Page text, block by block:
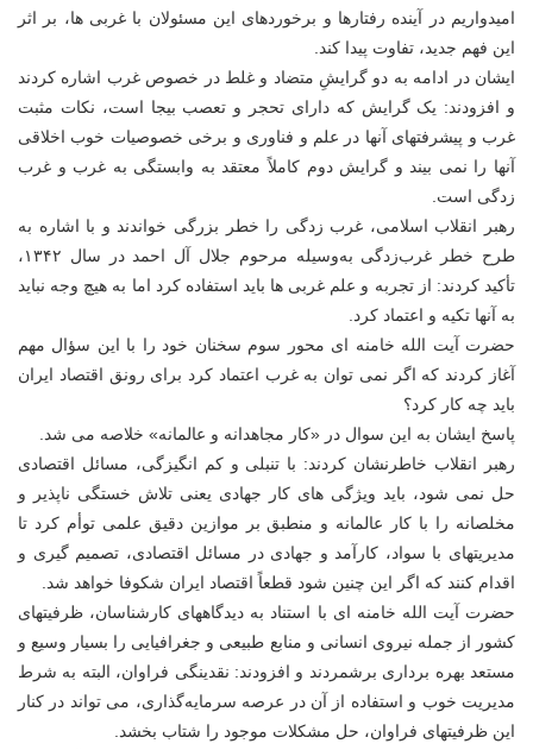
امیدواریم در آینده رفتارها و برخوردهای این مسئولان با غربی ها، بر اثر
این فهم جدید، تفاوت پیدا کند.
ایشان در ادامه به دو گرایشِ متضاد و غلط در خصوص غرب اشاره کردند
و افزودند: یک گرایش که دارای تحجر و تعصب بیجا است، نکات مثبت
غرب و پیشرفتهای آنها در علم و فناوری و برخی خصوصیات خوب اخلاقی
آنها را نمی بیند و گرایش دوم کاملاً معتقد به وابستگی به غرب و غرب
زدگی است.
رهبر انقلاب اسلامی، غرب زدگی را خطر بزرگی خواندند و با اشاره به
طرح خطر غرب‌زدگی به‌وسیله مرحوم جلال آل احمد در سال ۱۳۴۲،
تأکید کردند: از تجربه و علم غربی ها باید استفاده کرد اما به هیچ وجه نباید
به آنها تکیه و اعتماد کرد.
حضرت آیت الله خامنه ای محور سوم سخنان خود را با این سؤال مهم
آغاز کردند که اگر نمی توان به غرب اعتماد کرد برای رونق اقتصاد ایران
باید چه کار کرد؟
پاسخ ایشان به این سوال در «کار مجاهدانه و عالمانه» خلاصه می شد.
رهبر انقلاب خاطرنشان کردند: با تنبلی و کم انگیزگی، مسائل اقتصادی
حل نمی شود، باید ویژگی های کار جهادی یعنی تلاش خستگی ناپذیر و
مخلصانه را با کار عالمانه و منطبق بر موازین دقیق علمی توأم کرد تا
مدیریتهای با سواد، کارآمد و جهادی در مسائل اقتصادی، تصمیم گیری و
اقدام کنند که اگر این چنین شود قطعاً اقتصاد ایران شکوفا خواهد شد.
حضرت آیت الله خامنه ای با استناد به دیدگاههای کارشناسان، ظرفیتهای
کشور از جمله نیروی انسانی و منابع طبیعی و جغرافیایی را بسیار وسیع و
مستعد بهره برداری برشمردند و افزودند: نقدینگی فراوان، البته به شرط
مدیریت خوب و استفاده از آن در عرصه سرمایه‌گذاری، می تواند در کنار
این ظرفیتهای فراوان، حل مشکلات موجود را شتاب بخشد.